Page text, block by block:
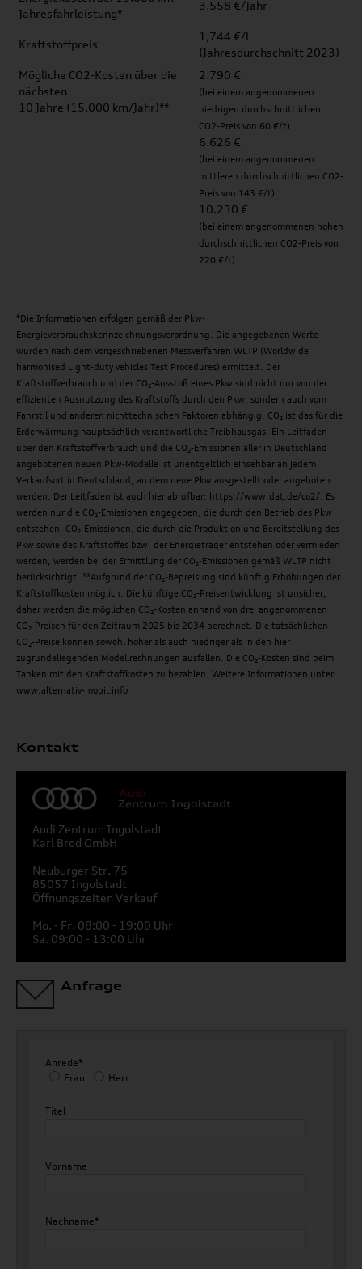
Jahresfahrleistung*
3.558 €/Jahr
Kraftstoffpreis
1,744 €/l
(Jahresdurchschnitt 2023)
Mögliche CO2-Kosten über die
nächsten
10 Jahre (15.000 km/Jahr)**
2.790 €
(bei einem angenommenen
niedrigen durchschnittlichen
CO2-Preis von 60 €/t)
6.626 €
(bei einem angenommenen
mittleren durchschnittlichen CO2-
Preis von 143 €/t)
10.230 €
(bei einem angenommenen hohen
durchschnittlichen CO2-Preis von
220 €/t)
*Die Informationen erfolgen gemäß der Pkw-
Energieverbrauchskennzeichnungsverordnung. Die angegebenen Werte
wurden nach dem vorgeschriebenen Messverfahren WLTP (Worldwide
harmonised Light-duty vehicles Test Procedures) ermittelt. Der
Kraftstoffverbrauch und der CO₂-Ausstoß eines Pkw sind nicht nur von der
effizienten Ausnutzung des Kraftstoffs durch den Pkw, sondern auch vom
Fahrstil und anderen nichttechnischen Faktoren abhängig. CO₂ ist das für die
Erderwärmung hauptsächlich verantwortliche Treibhausgas. Ein Leitfaden
über den Kraftstoffverbrauch und die CO₂-Emissionen aller in Deutschland
angebotenen neuen Pkw-Modelle ist unentgeltlich einsehbar an jedem
Verkaufsort in Deutschland, an dem neue Pkw ausgestellt oder angeboten
werden. Der Leitfaden ist auch hier abrufbar: https://www.dat.de/co2/. Es
werden nur die CO₂-Emissionen angegeben, die durch den Betrieb des Pkw
entstehen. CO₂-Emissionen, die durch die Produktion und Bereitstellung des
Pkw sowie des Kraftstoffes bzw. der Energieträger entstehen oder vermieden
werden, werden bei der Ermittlung der CO₂-Emissionen gemäß WLTP nicht
berücksichtigt. **Aufgrund der CO₂-Bepreisung sind künftig Erhöhungen der
Kraftstoffkosten möglich. Die künftige CO₂-Preisentwicklung ist unsicher,
daher werden die möglichen CO₂-Kosten anhand von drei angenommenen
CO₂-Preisen für den Zeitraum 2025 bis 2034 berechnet. Die tatsächlichen
CO₂-Preise können sowohl höher als auch niedriger als in den hier
zugrundeliegenden Modellrechnungen ausfallen. Die CO₂-Kosten sind beim
Tanken mit den Kraftstoffkosten zu bezahlen. Weitere Informationen unter
www.alternativ-mobil.info
Kontakt
Audi Zentrum Ingolstadt
Karl Brod GmbH
Neuburger Str. 75
85057 Ingolstadt
Öffnungszeiten Verkauf
Mo. - Fr. 08:00 - 19:00 Uhr
Sa. 09:00 - 13:00 Uhr
Anfrage
Anrede*
Frau
Herr
Titel
Vorname
Nachname*